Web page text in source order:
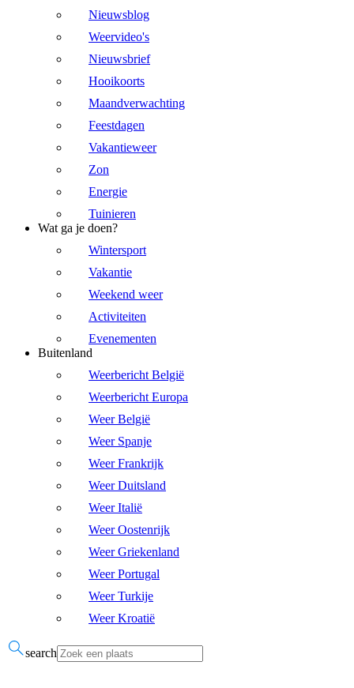
Nieuwsblog
Weervideo's
Nieuwsbrief
Hooikoorts
Maandverwachting
Feestdagen
Vakantieweer
Zon
Energie
Tuinieren
Wat ga je doen?
Wintersport
Vakantie
Weekend weer
Activiteiten
Evenementen
Buitenland
Weerbericht België
Weerbericht Europa
Weer België
Weer Spanje
Weer Frankrijk
Weer Duitsland
Weer Italië
Weer Oostenrijk
Weer Griekenland
Weer Portugal
Weer Turkije
Weer Kroatië
search